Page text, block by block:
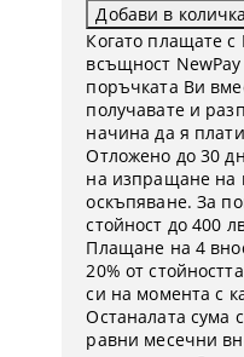
Когато плащате с
всъщност
поръчката Ви
получавате и
начина да я
Отложено до 30
на изпращане на
оскъпяване. За
стойност до 400
Плащане на 4
20% от
си на момента с
Останалата сума
равни месечни